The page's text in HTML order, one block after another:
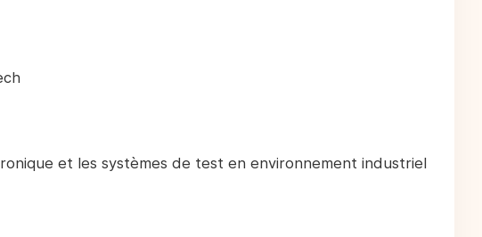
et les systèmes de test en environnement industriel